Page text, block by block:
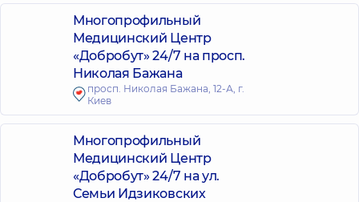
Многопрофильный
Медицинский Центр
«Добробут» 24/7 на просп.
Николая Бажана
просп. Николая Бажана, 12-А, г.
Киев
Многопрофильный
Медицинский Центр
«Добробут» 24/7 на ул.
Семьи Идзиковских